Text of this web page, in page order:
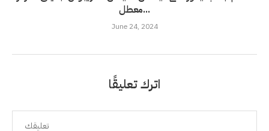
معطل...
June 24, 2024
اترك تعليقًا